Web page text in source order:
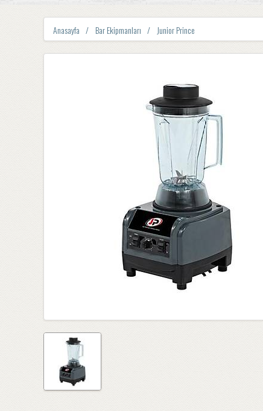
Anasayfa Bar Ekipmanları Junior Prince